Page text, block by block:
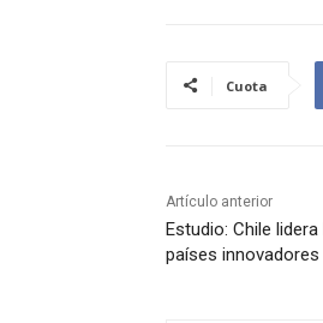
Cuota
Artículo anterior
Estudio: Chile
países innovadores